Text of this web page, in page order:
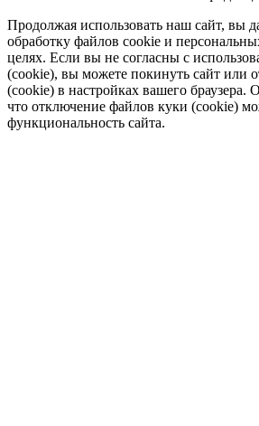
Продолжая использовать наш сайт, вы
обработку файлов cookie и
целях. Если вы не согласны с
(cookie), вы можете покинуть сайт или
(cookie) в настройках вашего браузера.
что отключение файлов куки (cookie)
функциональность сайта.